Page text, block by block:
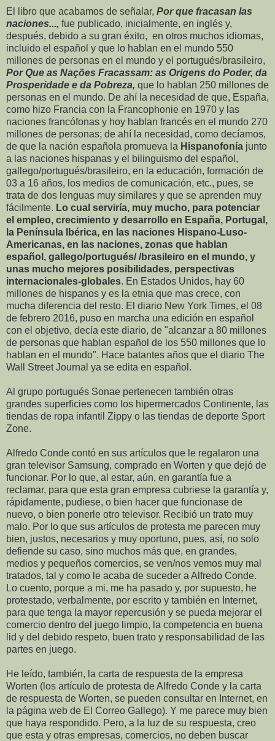
El libro que acabamos de señalar, Por que fracasan las
naciones..., fue publicado, inicialmente, en inglés y,
después, debido a su gran éxito, en otros muchos idiomas,
incluido el español y que lo hablan en el mundo 550
millones de personas en el mundo y el portugués/brasileiro,
Por Que as Nações Fracassam: as Origens do Poder, da
Prosperidade e da Pobreza, que lo hablan 250 millones de
personas en el mundo. De ahí la necesidad de que, España,
como hizo Francia con la Francophonie en 1970 y las
naciones francófonas y hoy hablan francés en el mundo 270
millones de personas; de ahí la necesidad, como decíamos,
de que la nación española promueva la Hispanofonía junto
a las naciones hispanas y el bilinguismo del español,
gallego/portugués/brasileiro, en la educación, formación de
03 a 16 años, los medios de comunicación, etc., pues, se
trata de dos lenguas muy similares y que se aprenden muy
fácilmente. Lo cual serviría, muy mucho, para potenciar
el empleo, crecimiento y desarrollo en España, Portugal,
la Península Ibérica, en las naciones Hispano-Luso-
Americanas, en las naciones, zonas que hablan
español, gallego/portugués/ /brasileiro en el mundo, y
unas mucho mejores posibilidades, perspectivas
internacionales-globales. En Estados Unidos, hay 60
millones de hispanos y es la etnia que mas crece, con
mucha diferencia del resto. El diario New York Times, el 08
de febrero 2016, puso en marcha una edición en español
con el objetivo, decía este diario, de "alcanzar a 80 millones
de personas que hablan español de los 550 millones que lo
hablan en el mundo". Hace batantes años que el diario The
Wall Street Journal ya se edita en español.
Al grupo portugués Sonae pertenecen también otras
grandes superficies como los hipermercados Continente, las
tiendas de ropa infantil Zippy o las tiendas de deporte Sport
Zone.
Alfredo Conde contó en sus artículos que le regalaron una
gran televisor Samsung, comprado en Worten y que dejó de
funcionar. Por lo que, al estar, aún, en garantía fue a
reclamar, para que esta gran empresa cubriese la garantía y,
rápidamente, pudiese, o bien hacer que funcionase de
nuevo, o bien ponerle otro televisor. Recibió un trato muy
malo. Por lo que sus artículos de protesta me parecen muy
bien, justos, necesarios y muy oportuno, pues, así, no solo
defiende su caso, sino muchos más que, en grandes,
medios y pequeños comercios, se ven/nos vemos muy mal
tratados, tal y como le acaba de suceder a Alfredo Conde.
Lo cuento, porque a mi, me ha pasado y, por supuesto, he
protestado, verbalmente, por escrito y también en Internet,
para que tenga la mayor repercusión y se pueda mejorar el
comercio dentro del juego limpio, la competencia en buena
lid y del debido respeto, buen trato y responsabilidad de las
partes en juego.
He leído, también, la carta de respuesta de la empresa
Worten (los artículo de protesta de Alfredo Conde y la carta
de respuesta de Worten, se pueden consultar en Internet, en
la página web de El Correo Gallego). Y me parece muy bien
que haya respondido. Pero, a la luz de su respuesta, creo
que esta y otras empresas, comercios, no deben buscar